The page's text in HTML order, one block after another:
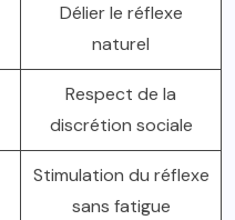
Délier le réflexe
naturel
Respect de la
discrétion sociale
Stimulation du réflexe
sans fatigue